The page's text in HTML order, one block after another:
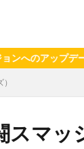
ップデートをお
スマッ